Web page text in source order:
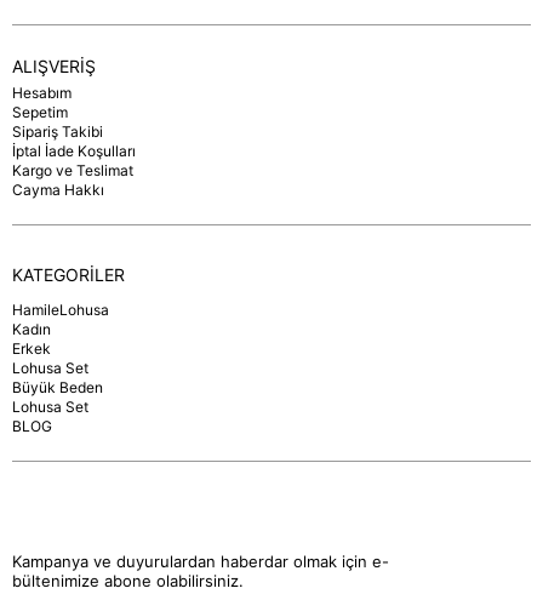
ALIŞVERİŞ
Hesabım
Sepetim
Sipariş Takibi
İptal İade Koşulları
Kargo ve Teslimat
Cayma Hakkı
KATEGORİLER
HamileLohusa
Kadın
Erkek
Lohusa Set
Büyük Beden
Lohusa Set
BLOG
Kampanya ve duyurulardan haberdar olmak için e-
bültenimize abone olabilirsiniz.